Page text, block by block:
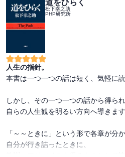
会話が得意な人が自然に出来ている
為、
知っていることばかりだ、と思う方
使い方を工夫する必要があると思われ
よって★は３つにしました。
道をひらく
松下幸之助
PHP研究所
人生の指針。
本書は一つ一つの話は短く、気軽に読
しかし、その一つ一つの話から得ら
自らの人生観を明るい方向へ導きます
「～～ときに」という形で各章が分
自分が行き詰ったときに、